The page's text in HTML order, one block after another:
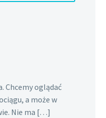
oglądać
a może w
Nie ma […]